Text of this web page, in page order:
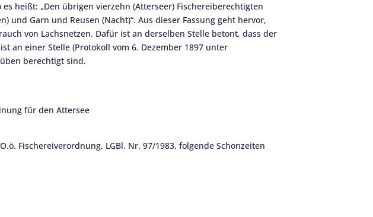
heißt: „Den übrigen vierzehn (Atterseer) Fischereiberechtigten
Garn und Reusen (Nacht)“. Aus dieser Fassung geht hervor,
von Lachsnetzen. Dafür ist an derselben Stelle betont, dass der
an einer Stelle (Protokoll vom 6. Dezember 1897 unter
berechtigt sind.
für den Attersee
Fischereiverordnung, LGBl. Nr. 97/1983, folgende Schonzeiten